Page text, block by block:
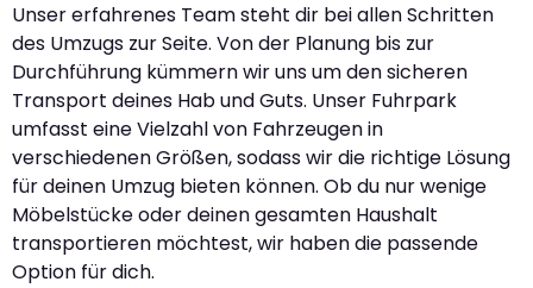
Unser erfahrenes Team steht dir bei allen Schritten
des Umzugs zur Seite. Von der Planung bis zur
Durchführung kümmern wir uns um den sicheren
Transport deines Hab und Guts. Unser Fuhrpark
umfasst eine Vielzahl von Fahrzeugen in
verschiedenen Größen, sodass wir die richtige Lösung
für deinen Umzug bieten können. Ob du nur wenige
Möbelstücke oder deinen gesamten Haushalt
transportieren möchtest, wir haben die passende
Option für dich.